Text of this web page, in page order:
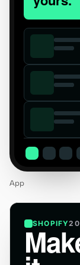
App
SHOPIFY